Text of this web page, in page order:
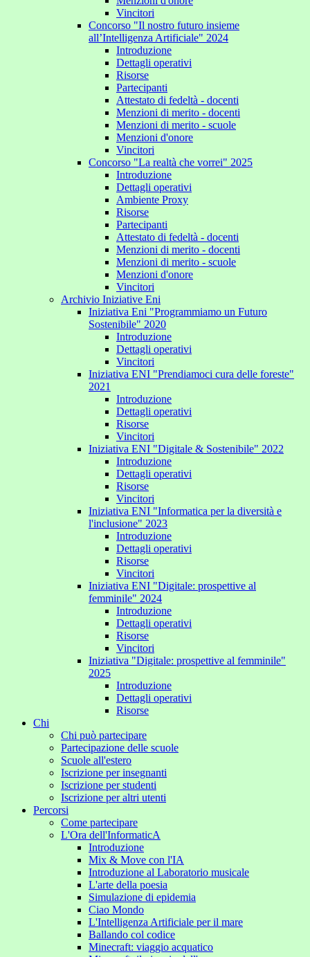
Vincitori
Concorso "Il nostro futuro insieme
all’Intelligenza Artificiale" 2024
Introduzione
Dettagli operativi
Risorse
Partecipanti
Attestato di fedeltà - docenti
Menzioni di merito - docenti
Menzioni di merito - scuole
Menzioni d'onore
Vincitori
Concorso "La realtà che vorrei" 2025
Introduzione
Dettagli operativi
Ambiente Proxy
Risorse
Partecipanti
Attestato di fedeltà - docenti
Menzioni di merito - docenti
Menzioni di merito - scuole
Menzioni d'onore
Vincitori
Archivio Iniziative Eni
Iniziativa Eni "Programmiamo un Futuro
Sostenibile" 2020
Introduzione
Dettagli operativi
Vincitori
Iniziativa ENI "Prendiamoci cura delle foreste"
2021
Introduzione
Dettagli operativi
Risorse
Vincitori
Iniziativa ENI "Digitale & Sostenibile" 2022
Introduzione
Dettagli operativi
Risorse
Vincitori
Iniziativa ENI "Informatica per la diversità e
l'inclusione" 2023
Introduzione
Dettagli operativi
Risorse
Vincitori
Iniziativa ENI "Digitale: prospettive al
femminile" 2024
Introduzione
Dettagli operativi
Risorse
Vincitori
Iniziativa "Digitale: prospettive al femminile"
2025
Introduzione
Dettagli operativi
Risorse
Chi
Chi può partecipare
Partecipazione delle scuole
Scuole all'estero
Iscrizione per insegnanti
Iscrizione per studenti
Iscrizione per altri utenti
Percorsi
Come partecipare
L'Ora dell'InformaticA
Introduzione
Mix & Move con l'IA
Introduzione al Laboratorio musicale
L'arte della poesia
Simulazione di epidemia
Ciao Mondo
L'Intelligenza Artificiale per il mare
Ballando col codice
Minecraft: viaggio acquatico